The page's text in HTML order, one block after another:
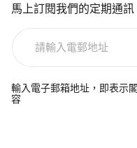
馬上訂閱我們的定期通
電
郵
輸入電子郵箱地址，即表示
容